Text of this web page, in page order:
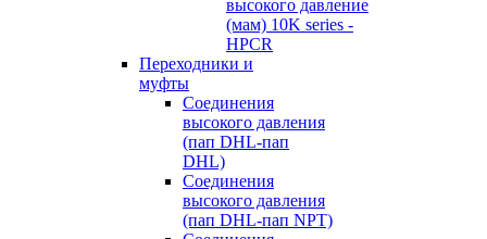
высокого давление
(мам) 10K series -
HPCR
Переходники и
муфты
Cоединения
высокого давления
(пап DHL-пап
DHL)
Соединения
высокого давления
(пап DHL-пап NPT)